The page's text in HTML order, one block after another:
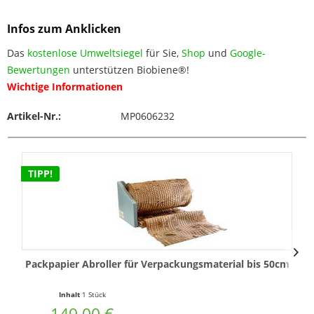
Infos zum Anklicken
Das kostenlose Umweltsiegel für Sie, Shop und Google-
Bewertungen unterstützen Biobiene®!
Wichtige Informationen
Artikel-Nr.: MP0606232
TIPP!
Packpapier Abroller für Verpackungsmaterial bis 50cm
Inhalt 1 Stück